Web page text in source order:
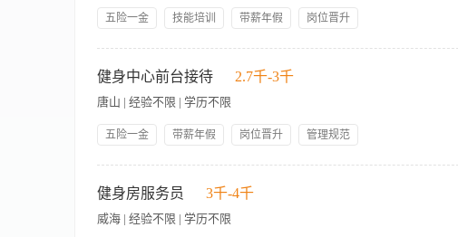
准独立进行工作。
五险一金 技能培训 带薪年假
岗位晋升
宾客意见与健身计划，协调私人教练做好课程安排。 4、对于所有新员工
6、制定并改进合理的健身房工作项目。 7、召集本部员工开会，传达酒
及管理能力。 2、掌握和讲解健身器材操作规程，善于引导宾客参加健身
健身中心前台接待 2.7千-3千
唐山 | 经验不限 | 学历不限
五险一金 带薪年假 岗位晋升
管理规范
工作，正确使用健身设施设备，确保完好有效。 3.严格执行健身服务各项
各种合同产品价格并为客人办理各类合同并向客人细心解说； 5. 确保中
商品、饮料等物料数量，确保准确无误完成登记相关库存或损耗报表的登
健身房服务员 3千-4千
威海 | 经验不限 | 学历不限